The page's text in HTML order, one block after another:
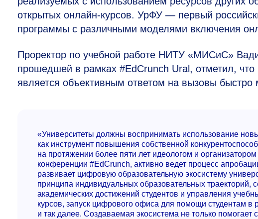
открытых онлайн-курсов. УрФУ — первый
программы с различными моделями включения
Проректор по учебной работе НИТУ «МИСиС»
прошедшей в рамках #EdCrunch Ural, отметил,
является объективным ответом на вызовы
«Университеты должны воспринимать использование
как инструмент повышения собственной
на протяжении более пяти лет идеологом и
конференции #EdCrunch, активно ведет процесс
развивает цифровую образовательную экосистему
принципа индивидуальных образовательных траекторий,
академических достижений студентов и управления
курсов, запуск цифрового офиса для помощи студентам
и так далее. Создаваемая экосистема не только помогает